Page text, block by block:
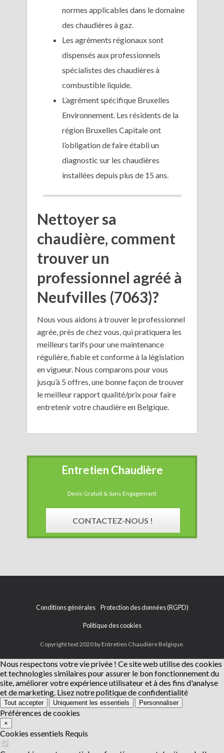
normes applicables dans le domaine
des chaudières à gaz.
Les agréments régionaux sont
dispensés aux professionnels
spécialistes des chaudières à
combustible liquide.
L’agrément spécifique Bruxelles
Environnement. Les résidents de la
région Bruxelles Capitale ont
l’obligation de faire établi un
diagnostic sur les chaudières
installées depuis plus de 15 ans.
Nettoyer sa
chaudière, comment
trouver un
professionnel agréé à
Neufvilles (7063)?
Nous vous aidons à trouver le professionnel
agrée, près de chez vous, qui pratiquera les
meilleurs tarifs pour une maintenance
régulière, fiable et conforme à la législation
en vigueur. Nous comparons pour vous
jusqu’à 5 offres, une bonne façon de trouver
le meilleur rapport qualité/prix pour faire
entretenir votre chaudière en Belgique.
Entretien Chaudière
Devis Gratuit & Sans Engagement
CONTACTEZ-NOUS !
Conditions générales Protection des données (RGPD)
Politique des cookies
Copyright text 2020 by Entretien Chaudière Belgique.
Nous respectons votre vie privée ! Ce site web utilise des cookies
et technologies similaires pour assurer le bon fonctionnement du
site, améliorer votre expérience utilisateur et à des fins d'analyse
et de marketing. Lisez notre politique de confidentialité
Tout accepter Uniquement les essentiels Personnaliser
Préférences de cookies
×
Cookies essentiels Requis